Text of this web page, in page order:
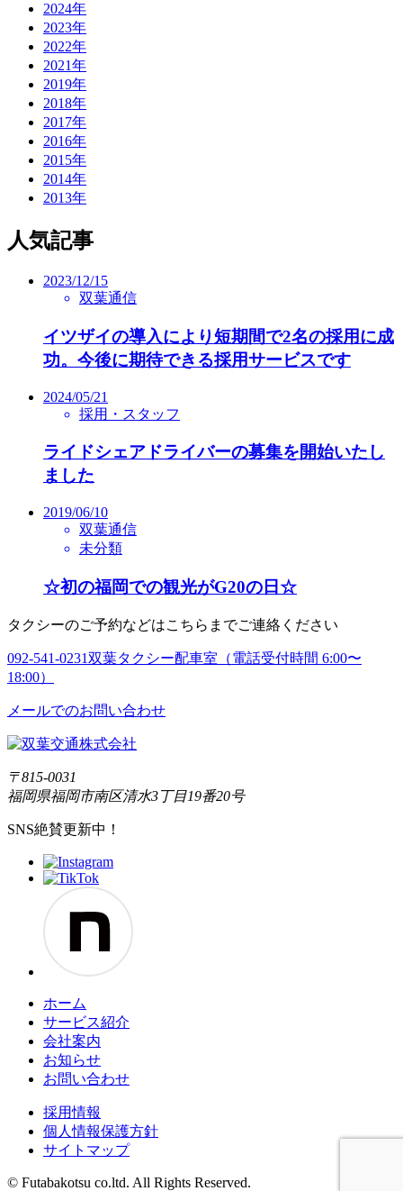
2024年
2023年
2022年
2021年
2019年
2018年
2017年
2016年
2015年
2014年
2013年
人気記事
2023/12/15
双葉通信
イツザイの導入により短期間で2名の採用に成
功。今後に期待できる採用サービスです
2024/05/21
採用・スタッフ
ライドシェアドライバーの募集を開始いたし
ました
2019/06/10
双葉通信
未分類
☆初の福岡での観光がG20の日☆
タクシーのご予約などはこちらまでご連絡ください
092-541-0231双葉タクシー配車室（電話受付時間 6:00〜
18:00）
メールでのお問い合わせ
〒815-0031
福岡県福岡市南区清水3丁目19番20号
SNS絶賛更新中！
ホーム
サービス紹介
会社案内
お知らせ
お問い合わせ
採用情報
個人情報保護方針
サイトマップ
© Futabakotsu co.ltd. All Rights Reserved.